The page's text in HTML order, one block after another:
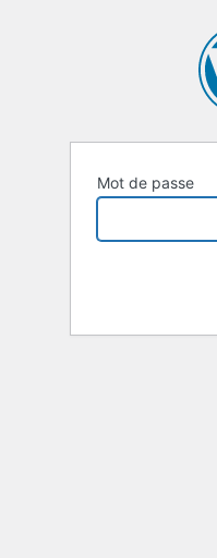
Mot de passe